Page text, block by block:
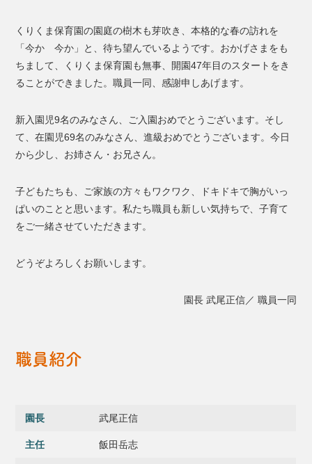
くりくま保育園の園庭の樹木も芽吹き、本格的な春の訪れを
「今か 今か」と、待ち望んでいるようです。おかげさまをも
ちまして、くりくま保育園も無事、開園47年目のスタートをき
ることができました。職員一同、感謝申しあげます。
新入園児9名のみなさん、ご入園おめでとうございます。そし
て、在園児69名のみなさん、進級おめでとうございます。今日
から少し、お姉さん・お兄さん。
子どもたちも、ご家族の方々もワクワク、ドキドキで胸がいっ
ぱいのことと思います。私たち職員も新しい気持ちで、子育て
をご一緒させていただきます。
どうぞよろしくお願いします。
園長 武尾正信／ 職員一同
職員紹介
園長 武尾正信
主任 飯田岳志